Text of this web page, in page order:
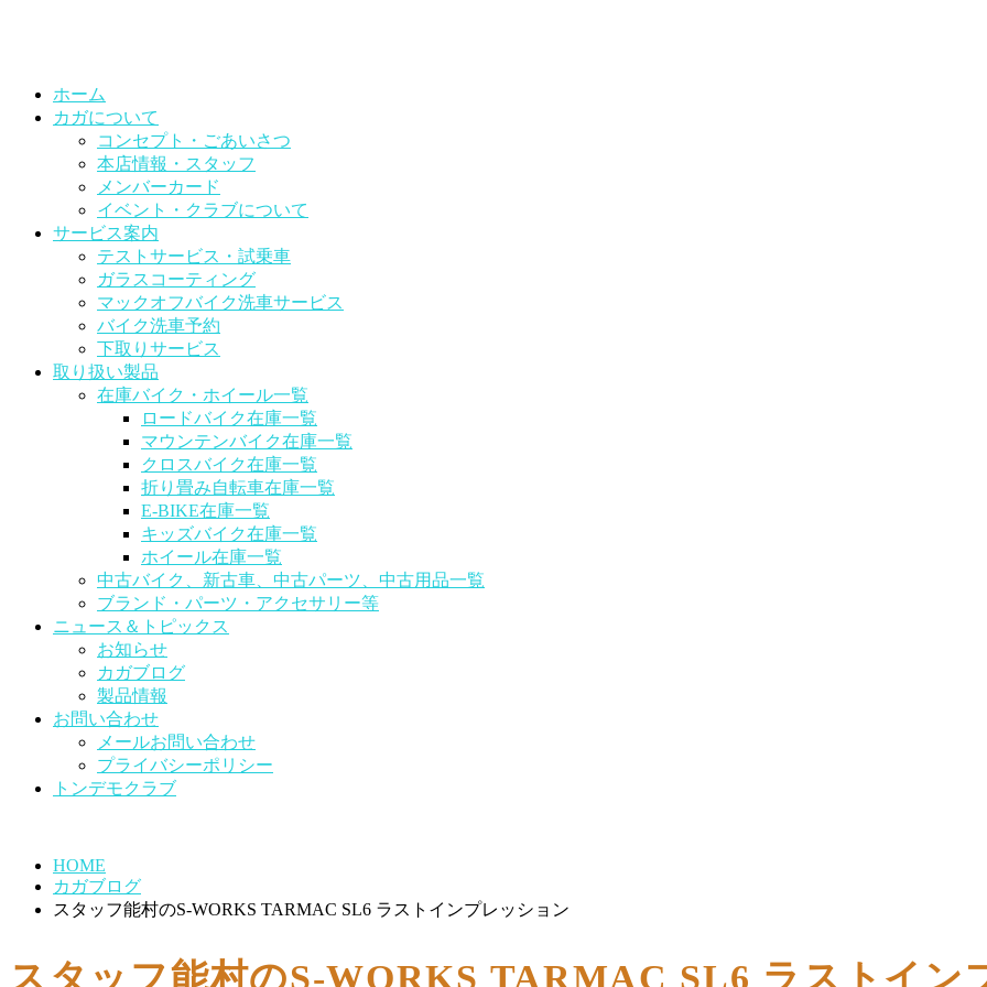
ホーム
カガについて
コンセプト・ごあいさつ
本店情報・スタッフ
メンバーカード
イベント・クラブについて
サービス案内
テストサービス・試乗車
ガラスコーティング
マックオフバイク洗車サービス
バイク洗車予約
下取りサービス
取り扱い製品
在庫バイク・ホイール一覧
ロードバイク在庫一覧
マウンテンバイク在庫一覧
クロスバイク在庫一覧
折り畳み自転車在庫一覧
E-BIKE在庫一覧
キッズバイク在庫一覧
ホイール在庫一覧
中古バイク、新古車、中古パーツ、中古用品一覧
ブランド・パーツ・アクセサリー等
ニュース＆トピックス
お知らせ
カガブログ
製品情報
お問い合わせ
メールお問い合わせ
プライバシーポリシー
トンデモクラブ
HOME
カガブログ
スタッフ能村のS-WORKS TARMAC SL6 ラストインプレッション
スタッフ能村のS-WORKS TARMAC SL6 ラストイン